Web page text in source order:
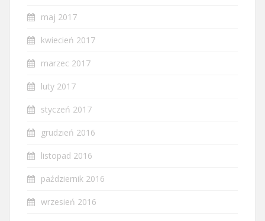
maj 2017
kwiecień 2017
marzec 2017
luty 2017
styczeń 2017
grudzień 2016
listopad 2016
październik 2016
wrzesień 2016